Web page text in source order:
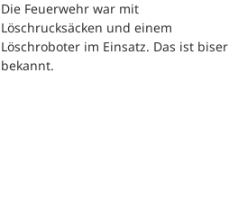
Die Feuerwehr war mit
Löschrucksäcken und einem
Löschroboter im Einsatz. Das ist biser
bekannt.